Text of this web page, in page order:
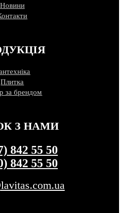
Новини
Плитка
за брендом
З НАМИ
842 55 50
842 55 50